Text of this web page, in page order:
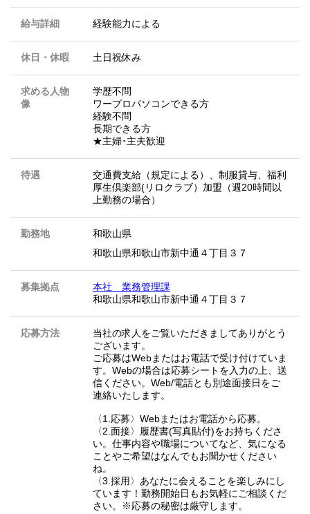
給与詳細 経験能力による
休日・休暇 土日祝休み
求める人物
像
学歴不問
ワープロパソコンできる方
経験不問
長期できる方
★主婦･主夫歓迎
待遇
交通費支給（規定による）、制服貸与、福利
厚生倶楽部(リロクラブ）加盟（週20時間以
上勤務の場合）
勤務地
和歌山県
和歌山県和歌山市新中通４丁目３７
募集拠点
本社 業務管理課
和歌山県和歌山市新中通４丁目３７
応募方法
当社の求人をご覧いただきましてありがとう
ございます。
ご応募はWebまたはお電話で受け付けていま
す。Webの場合は応募シートを入力の上、送
信ください。Web/電話とも別途面接日をご
連絡いたします。
〈1.応募〉Webまたはお電話から応募。
〈2.面接〉履歴書(写真貼付)をお持ちくださ
い。仕事内容や職場についてなど、気になる
ことやご希望はなんでもお聞かせください
ね。
〈3.採用〉あなたに会えることを楽しみにし
ています！勤務開始日もお気軽にご相談くだ
さい。※応募の秘密は厳守します。